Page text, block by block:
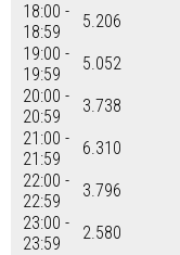
18:00 -
18:59
5.206
19:00 -
19:59
5.052
20:00 -
20:59
3.738
21:00 -
21:59
6.310
22:00 -
22:59
3.796
23:00 -
23:59
2.580